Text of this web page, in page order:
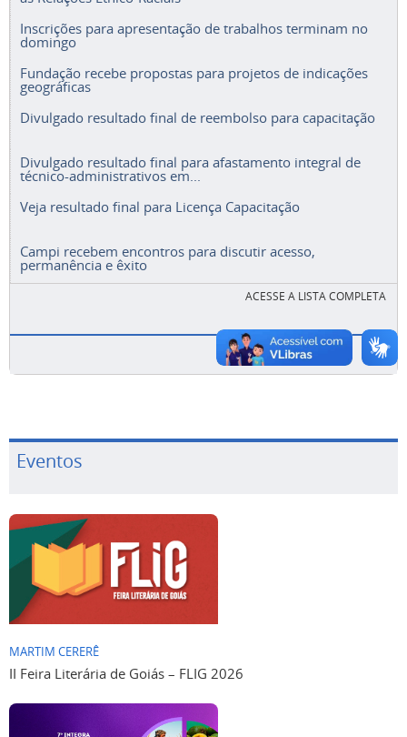
Inscrições para apresentação de trabalhos terminam no
domingo
Fundação recebe propostas para projetos de indicações
geográficas
Divulgado resultado final de reembolso para capacitação
Divulgado resultado final para afastamento integral de
técnico-administrativos em...
Veja resultado final para Licença Capacitação
Campi recebem encontros para discutir acesso,
permanência e êxito
ACESSE A LISTA COMPLETA
Eventos
MARTIM CERERÊ
II Feira Literária de Goiás – FLIG 2026